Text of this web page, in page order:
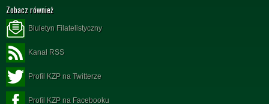
Zobacz również
Biuletyn Filatelistyczny
Kanał RSS
Profil KZP na Twitterze
Profil KZP na Facebooku